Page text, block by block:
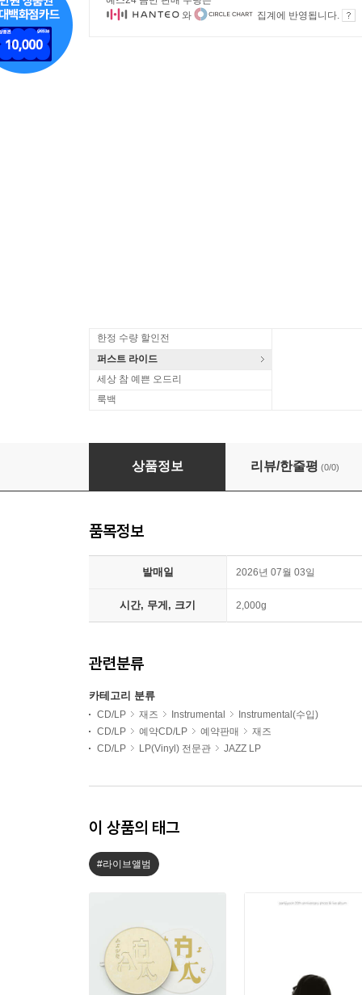
와
집계에 반영됩니다.
한정 수량 할인전
퍼스트 라이드
세상 참 예쁜 오드리
룩백
Charles Mingus (찰스 밍거스) - Mingus At
상품정보 리뷰/한줄평 (0/0)
품목정보
발매일 2026년 07월 03일
시간, 무게, 크기 2,000g
관련분류
카테고리 분류
CD/LP 재즈 Instrumental
Instrumental(수입)
CD/LP
예약CD/LP 예약판매
재즈
CD/LP
LP(Vinyl) 전문관 JAZZ LP
이 상품의 태그
#라이브앨범